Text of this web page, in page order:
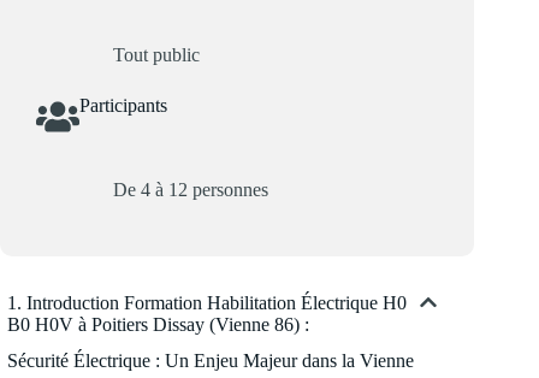
Tout public
Participants
De 4 à 12 personnes
1. Introduction Formation Habilitation Électrique H0
B0 H0V à Poitiers Dissay (Vienne 86) :
Sécurité Électrique : Un Enjeu Majeur dans la Vienne